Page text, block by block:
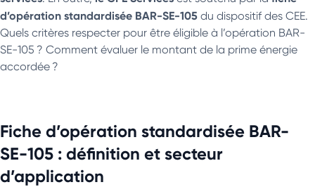
d’opération standardisée BAR-SE-105 du dispositif des CEE.
Quels critères respecter pour être éligible à l’opération BAR-
SE-105 ? Comment évaluer le montant de la prime énergie
accordée ?
Fiche d’opération standardisée BAR-
SE-105 : définition et secteur
d’application